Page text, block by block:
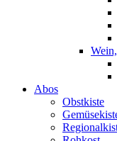
Abos
Obstkiste